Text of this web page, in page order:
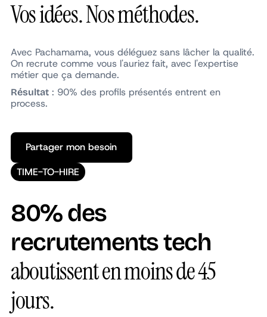
Vos idées. Nos méthodes.
Avec Pachamama, vous déléguez sans lâcher la qualité.
On recrute comme vous l'auriez fait, avec l'expertise
métier que ça demande.
Résultat: 90% des profils présentés entrent en
process.
Partager mon besoin
Partager mon besoin
TIME-TO-HIRE
80% des
recrutements tech
aboutissent en moins de 45
jours.